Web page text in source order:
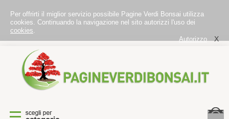
Per offrirti il miglior servizio possibile Pagine Verdi Bonsai utilizza
cookies. Continuando la navigazione nel sito autorizzi l'uso dei
cookies.
Autorizzo
X